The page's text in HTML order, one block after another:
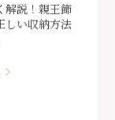
解説！親王飾
しい収納方法